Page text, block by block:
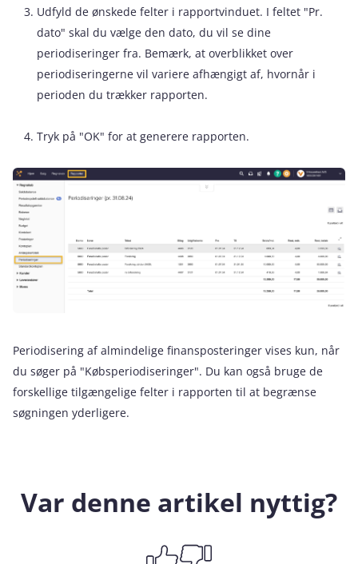
Udfyld de ønskede felter i rapportvinduet. I feltet "Pr.
dato" skal du vælge den dato, du vil se dine
periodiseringer fra. Bemærk, at overblikket over
periodiseringerne vil variere afhængigt af, hvornår i
perioden du trækker rapporten.
Tryk på "OK" for at generere rapporten.
Periodisering af almindelige finansposteringer vises kun, når
du søger på "Købsperiodiseringer". Du kan også bruge de
forskellige tilgængelige felter i rapporten til at begrænse
søgningen yderligere.
Var denne artikel nyttig?